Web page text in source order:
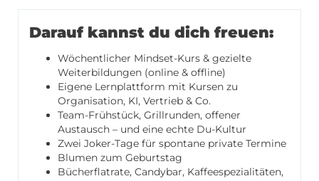
Darauf kannst du dich freuen:
Wöchentlicher Mindset-Kurs & gezielte
Weiterbildungen (online & offline)
Eigene Lernplattform mit Kursen zu
Organisation, KI, Vertrieb & Co.
Team-Frühstück, Grillrunden, offener
Austausch – und eine echte Du-Kultur
Zwei Joker-Tage für spontane private Termine
Blumen zum Geburtstag
Bücherflatrate, Candybar, Kaffeespezialitäten,